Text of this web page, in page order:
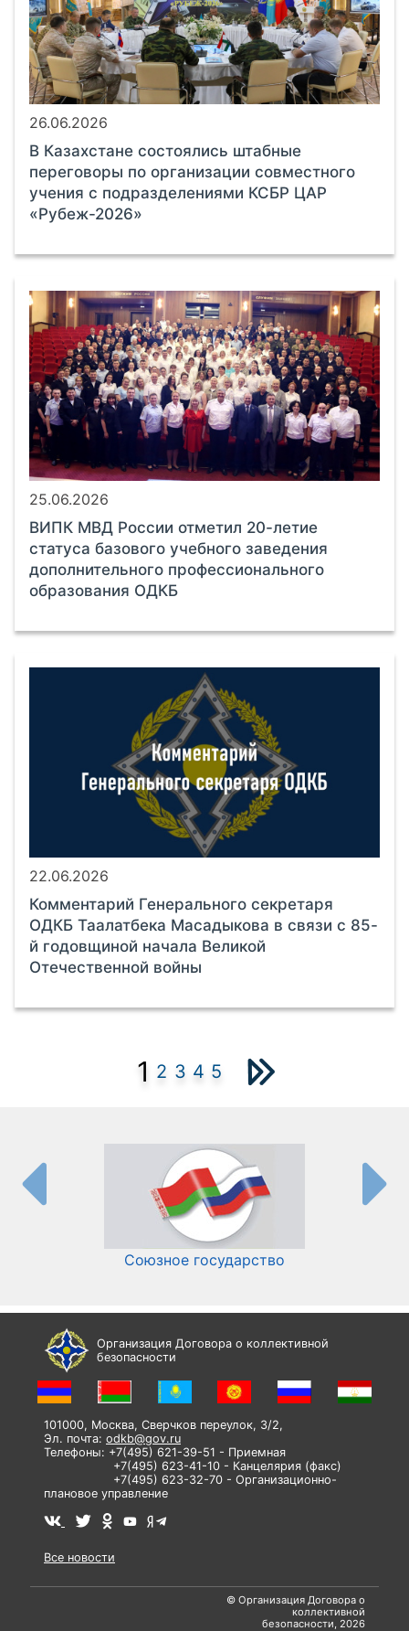
26.06.2026
В Казахстане состоялись штабные
переговоры по организации совместного
учения с подразделениями КСБР ЦАР
«Рубеж-2026»
25.06.2026
ВИПК МВД России отметил 20-летие
статуса базового учебного заведения
дополнительного профессионального
образования ОДКБ
22.06.2026
Комментарий Генерального секретаря
ОДКБ Таалатбека Масадыкова в связи с 85-
й годовщиной начала Великой
Отечественной войны
1 2 3 4 5
Союзное государство
Организация Договора о коллективной
безопасности
101000, Москва, Сверчков переулок, 3/2,
Эл. почта: odkb@gov.ru
Телефоны: +7(495) 621-39-51 - Приемная
+7(495) 623-41-10 - Канцелярия (факс)
+7(495) 623-32-70 - Организационно-
плановое управление
Все новости
© Организация Договора о
коллективной
безопасности, 2026